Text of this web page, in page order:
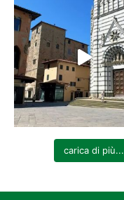
carica di più...